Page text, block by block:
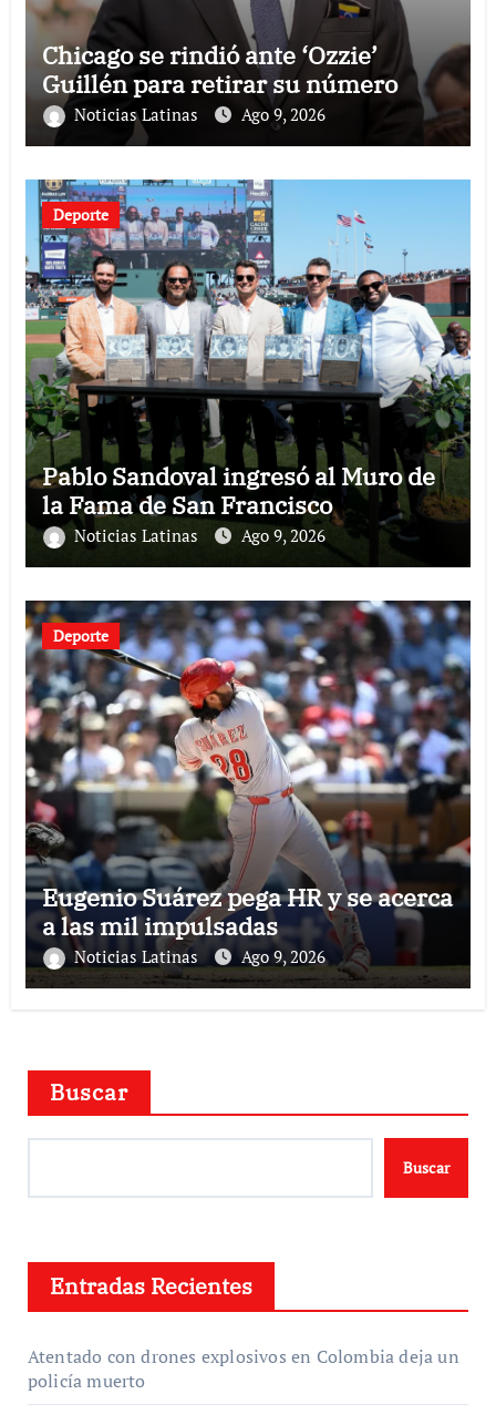
Chicago se rindió ante ‘Ozzie’
Guillén para retirar su número
Noticias Latinas Ago 9, 2026
Deporte
Pablo Sandoval ingresó al Muro de
la Fama de San Francisco
Noticias Latinas Ago 9, 2026
Deporte
Eugenio Suárez pega HR y se acerca
a las mil impulsadas
Noticias Latinas Ago 9, 2026
Buscar
Buscar
Entradas Recientes
Atentado con drones explosivos en Colombia deja un
policía muerto